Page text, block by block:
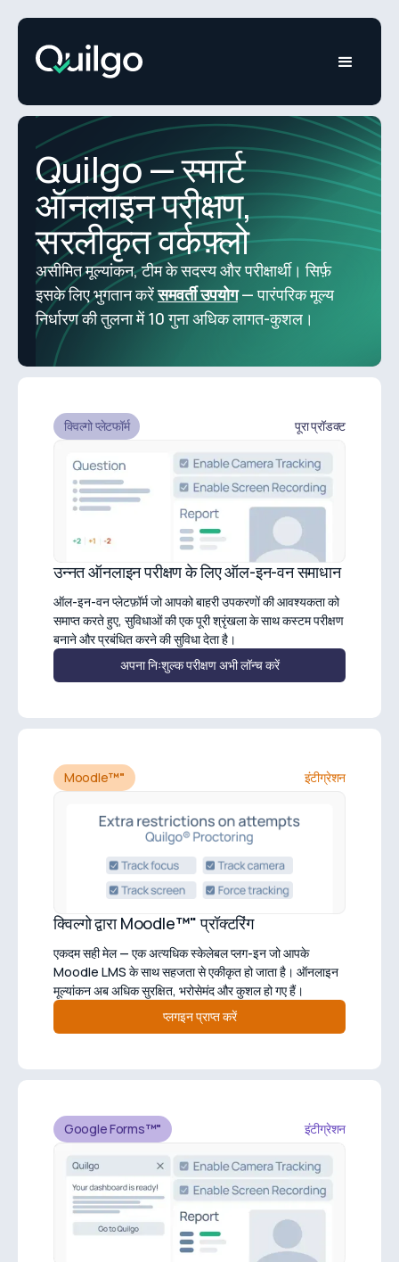
Quilgo — स्मार्ट
ऑनलाइन परीक्षण,
सरलीकृत वर्कफ़्लो
असीमित मूल्यांकन, टीम के सदस्य और परीक्षार्थी। सिर्फ़
इसके लिए भुगतान करेंसमवर्ती उपयोग— पारंपरिक मूल्य
निर्धारण की तुलना में 10 गुना अधिक लागत-कुशल।
क्विल्गो प्लेटफॉर्म पूरा प्रॉडक्ट
उन्नत ऑनलाइन परीक्षण के लिए ऑल-इन-वन समाधान
ऑल-इन-वन प्लेटफ़ॉर्म जो आपको बाहरी उपकरणों की आवश्यकता को
समाप्त करते हुए, सुविधाओं की एक पूरी श्रृंखला के साथ कस्टम परीक्षण
बनाने और प्रबंधित करने की सुविधा देता है।
अपना निःशुल्क परीक्षण अभी लॉन्च करें
Moodle™" इंटीग्रेशन
क्विल्गो द्वारा Moodle™"प्रॉक्टरिंग
एकदम सही मेल — एक अत्यधिक स्केलेबल प्लग-इन जो आपके
Moodle LMS के साथ सहजता से एकीकृत हो जाता है। ऑनलाइन
मूल्यांकन अब अधिक सुरक्षित, भरोसेमंद और कुशल हो गए हैं।
प्लगइन प्राप्त करें
Google Forms™" इंटीग्रेशन